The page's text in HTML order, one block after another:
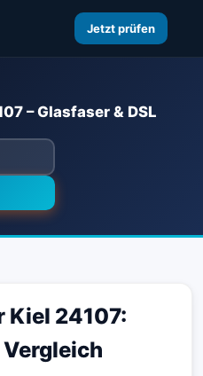
Jetzt prüfen
– Glasfaser & DSL
24107:
Vergleich